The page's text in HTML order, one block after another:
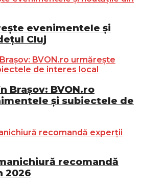
evenimentele și
Cluj
Brașov: BVON.ro
și subiectele de
recomandă
2026